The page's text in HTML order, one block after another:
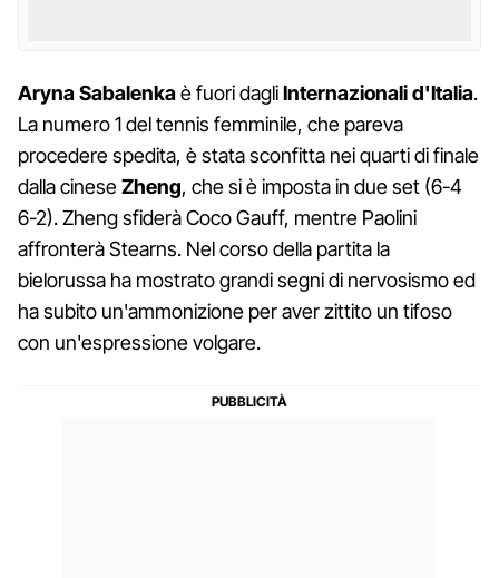
Aryna Sabalenkaè fuori dagliInternazionali d'Italia.
La numero 1 del tennis femminile, che pareva
procedere spedita, è stata sconfitta nei quarti di finale
dalla cineseZheng, che si è imposta in due set (6-4
6-2). Zheng sfiderà Coco Gauff, mentre Paolini
affronterà Stearns. Nel corso della partita la
bielorussa ha mostrato grandi segni di nervosismo ed
ha subito un'ammonizione per aver zittito un tifoso
con un'espressione volgare.